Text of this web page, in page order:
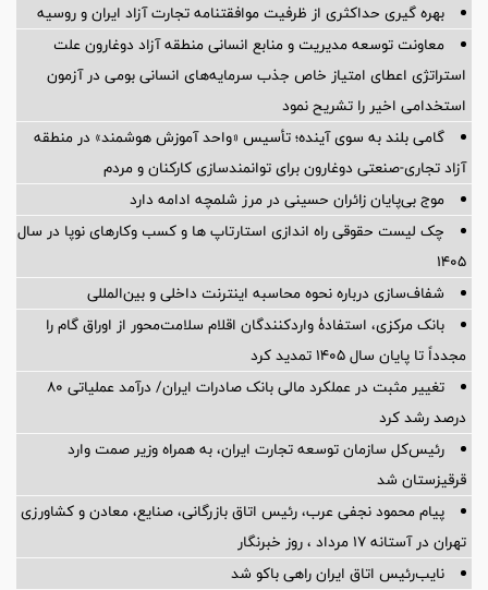
بهره گیری حداکثری از ظرفیت موافقتنامه تجارت آزاد ایران و روسیه
معاونت توسعه مدیریت و منابع انسانی منطقه آزاد دوغارون علت
استراتژی اعطای امتیاز خاص جذب سرمایه‌های انسانی بومی در آزمون
استخدامی اخیر را تشریح نمود
گامی بلند به سوی آینده؛ تأسیس «واحد آموزش هوشمند» در منطقه
آزاد تجاری-صنعتی دوغارون برای توانمندسازی کارکنان و مردم
موج بی‌پایان زائران حسینی در مرز شلمچه ادامه دارد
چک لیست حقوقی راه اندازی استارتاپ ها و کسب وکارهای نوپا در سال
۱۴۰۵
شفاف‌سازی درباره نحوه محاسبه اینترنت داخلی و بین‌المللی
بانک مرکزی، استفادۀ واردکنندگان اقلام سلامت‌محور از اوراق گام را
مجدداً تا پایان سال ۱۴۰۵ تمدید کرد
تغییر مثبت در عملکرد مالی بانک صادرات ایران/ درآمد عملیاتی 80
درصد رشد کرد
رئیس‌کل سازمان توسعه تجارت ایران، به همراه وزیر صمت وارد
قرقیزستان شد
پیام محمود نجفی عرب، رئیس اتاق بازرگانی، صنایع، معادن و کشاورزی
تهران در آستانه 17 مرداد ، روز خبرنگار
نایب‌رئیس اتاق ایران راهی باکو شد